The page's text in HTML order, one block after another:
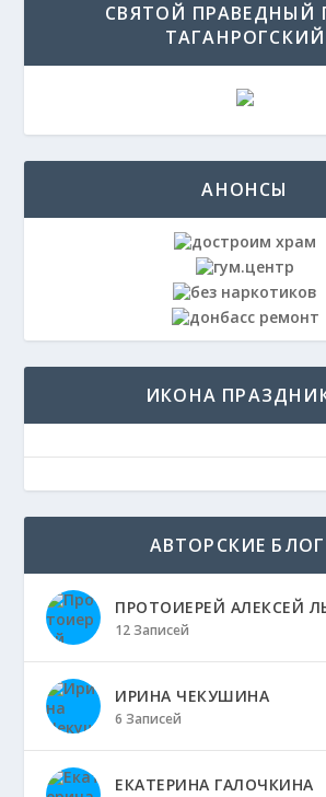
СВЯТОЙ ПРАВЕДНЫЙ
ТАГАНРОГСКИЙ
АНОНСЫ
ИКОНА
АВТОРСКИЕ
ПРОТОИЕРЕЙ АЛЕКСЕЙ
12 Записей
ИРИНА ЧЕКУШИНА
6 Записей
ЕКАТЕРИНА ГАЛОЧКИНА